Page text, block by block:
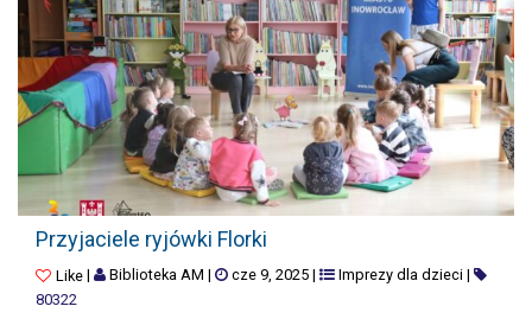
Przyjaciele ryjówki Florki
Like| Biblioteka AM | cze 9, 2025| Imprezy dla dzieci|
80322
PRZYJACIELE RYJÓWKI FLORKI